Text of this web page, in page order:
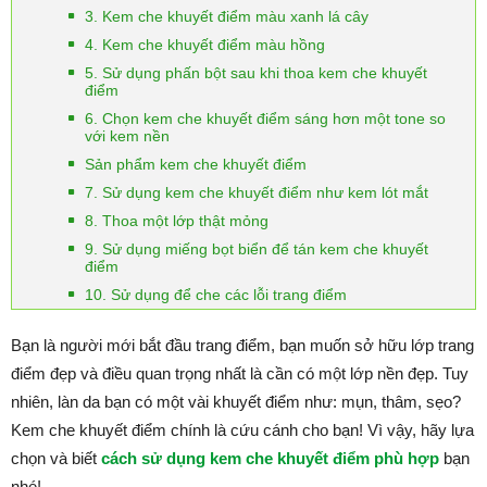
3. Kem che khuyết điểm màu xanh lá cây
4. Kem che khuyết điểm màu hồng
5. Sử dụng phấn bột sau khi thoa kem che khuyết
điểm
6. Chọn kem che khuyết điểm sáng hơn một tone so
với kem nền
Sản phẩm kem che khuyết điểm
7. Sử dụng kem che khuyết điểm như kem lót mắt
8. Thoa một lớp thật mỏng
9. Sử dụng miếng bọt biển để tán kem che khuyết
điểm
10. Sử dụng để che các lỗi trang điểm
Bạn là người mới bắt đầu trang điểm, bạn muốn sở hữu lớp trang
điểm đẹp và điều quan trọng nhất là cần có một lớp nền đẹp. Tuy
nhiên, làn da bạn có một vài khuyết điểm như: mụn, thâm, sẹo?
Kem che khuyết điểm chính là cứu cánh cho bạn! Vì vậy, hãy lựa
chọn và biết cách sử dụng kem che khuyết điểm phù hợp bạn